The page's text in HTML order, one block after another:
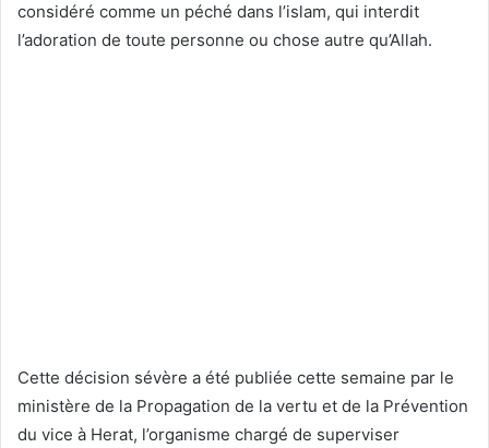
considéré comme un péché dans l’islam, qui interdit
l’adoration de toute personne ou chose autre qu’Allah.
Cette décision sévère a été publiée cette semaine par le
ministère de la Propagation de la vertu et de la Prévention
du vice à Herat, l’organisme chargé de superviser